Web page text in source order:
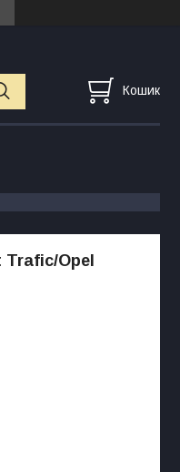
Кошик
Trafic/Opel